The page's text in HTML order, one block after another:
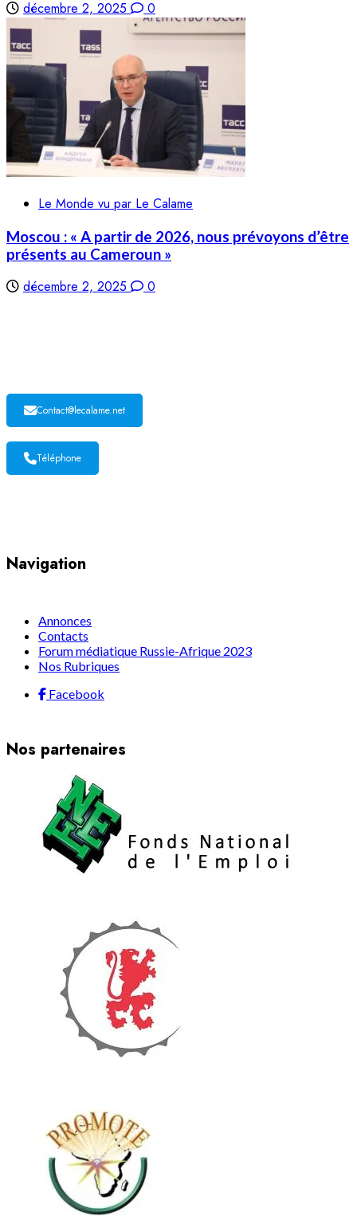
décembre 2, 2025 0
Le Monde vu par Le Calame
Moscou : « A partir de 2026, nous prévoyons d’être
présents au Cameroun »
décembre 2, 2025 0
Contact@lecalame.net
Téléphone
Navigation
Annonces
Contacts
Forum médiatique Russie-Afrique 2023
Nos Rubriques
Facebook
Nos partenaires